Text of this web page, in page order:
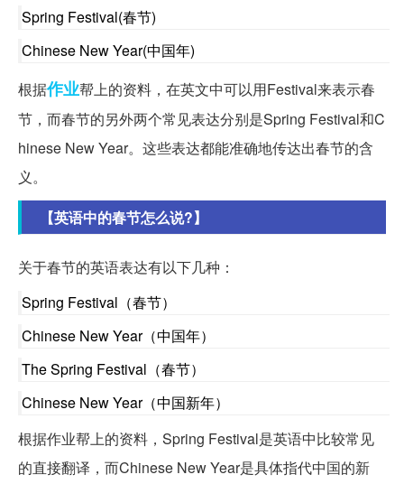
Spring Festival(春节)
Chinese New Year(中国年)
根据作业帮上的资料，在英文中可以用Festival来表示春
节，而春节的另外两个常见表达分别是Spring Festival和C
hinese New Year。这些表达都能准确地传达出春节的含
义。
【英语中的春节怎么说?】
关于春节的英语表达有以下几种：
Spring Festival（春节）
Chinese New Year（中国年）
The Spring Festival（春节）
Chinese New Year（中国新年）
根据作业帮上的资料，Spring Festival是英语中比较常见
的直接翻译，而Chinese New Year是具体指代中国的新